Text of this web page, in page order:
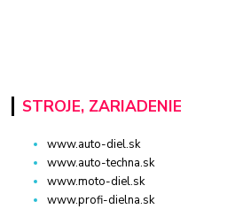
STROJE, ZARIADENIE
www.auto-diel.sk
www.auto-techna.sk
www.moto-diel.sk
www.profi-dielna.sk